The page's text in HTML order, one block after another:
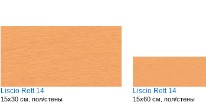
Liscio Rett 14
15x30 см, пол/стены
Liscio Rett 14
15x60 см, пол/стены